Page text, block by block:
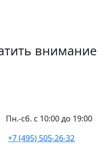
внимание
Пн.-сб. с 10:00 до 19:00
+7 (495) 505-26-32